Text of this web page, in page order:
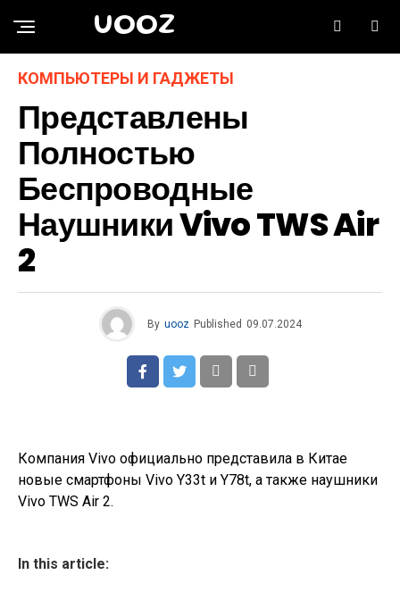
UOOZ
КОМПЬЮТЕРЫ И ГАДЖЕТЫ
Представлены
Полностью
Беспроводные
Наушники Vivo TWS Air
2
By uooz Published 09.07.2024
Компания Vivo официально представила в Китае
новые смартфоны Vivo Y33t и Y78t, а также наушники
Vivo TWS Air 2.
In this article: